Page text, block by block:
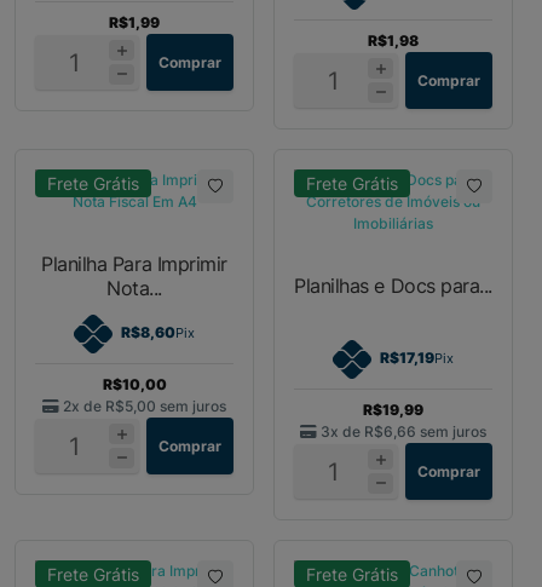
R$1,99
Comprar
R$1,98
Comprar
Frete Grátis
Planilha Para Imprimir
Nota...
R$8,60Pix
R$10,00
2x de R$5,00 sem juros
Comprar
Frete Grátis
Planilhas e Docs para...
R$17,19Pix
R$19,99
3x de R$6,66 sem juros
Comprar
Frete Grátis Frete Grátis